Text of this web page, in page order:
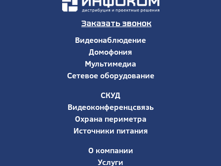
Заказать звонок
Видеонаблюдение
Домофония
Мультимедиа
Сетевое оборудование
СКУД
Видеоконференцсвязь
Охрана периметра
Источники питания
О компании
Услуги